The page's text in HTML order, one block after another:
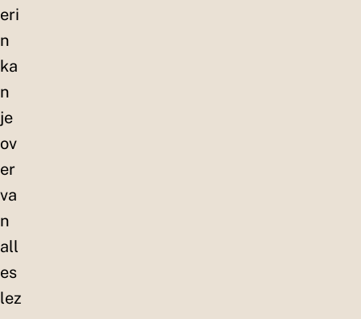
eri
n
ka
n
je
ov
er
va
n
all
es
lez